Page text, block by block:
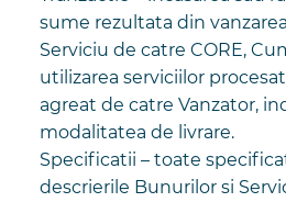
sume rezultata din
Serviciu de catre CORE,
utilizarea serviciilor
agreat de catre Vanzator,
modalitatea de livrare.
Specificatii – toate
descrierile Bunurilor si